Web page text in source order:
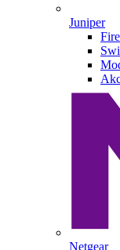
Juniper
Netgear